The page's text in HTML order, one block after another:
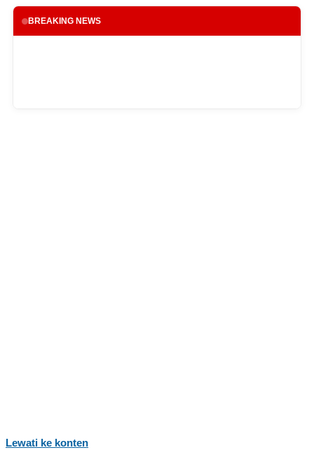
BREAKING NEWS
Lewati ke konten